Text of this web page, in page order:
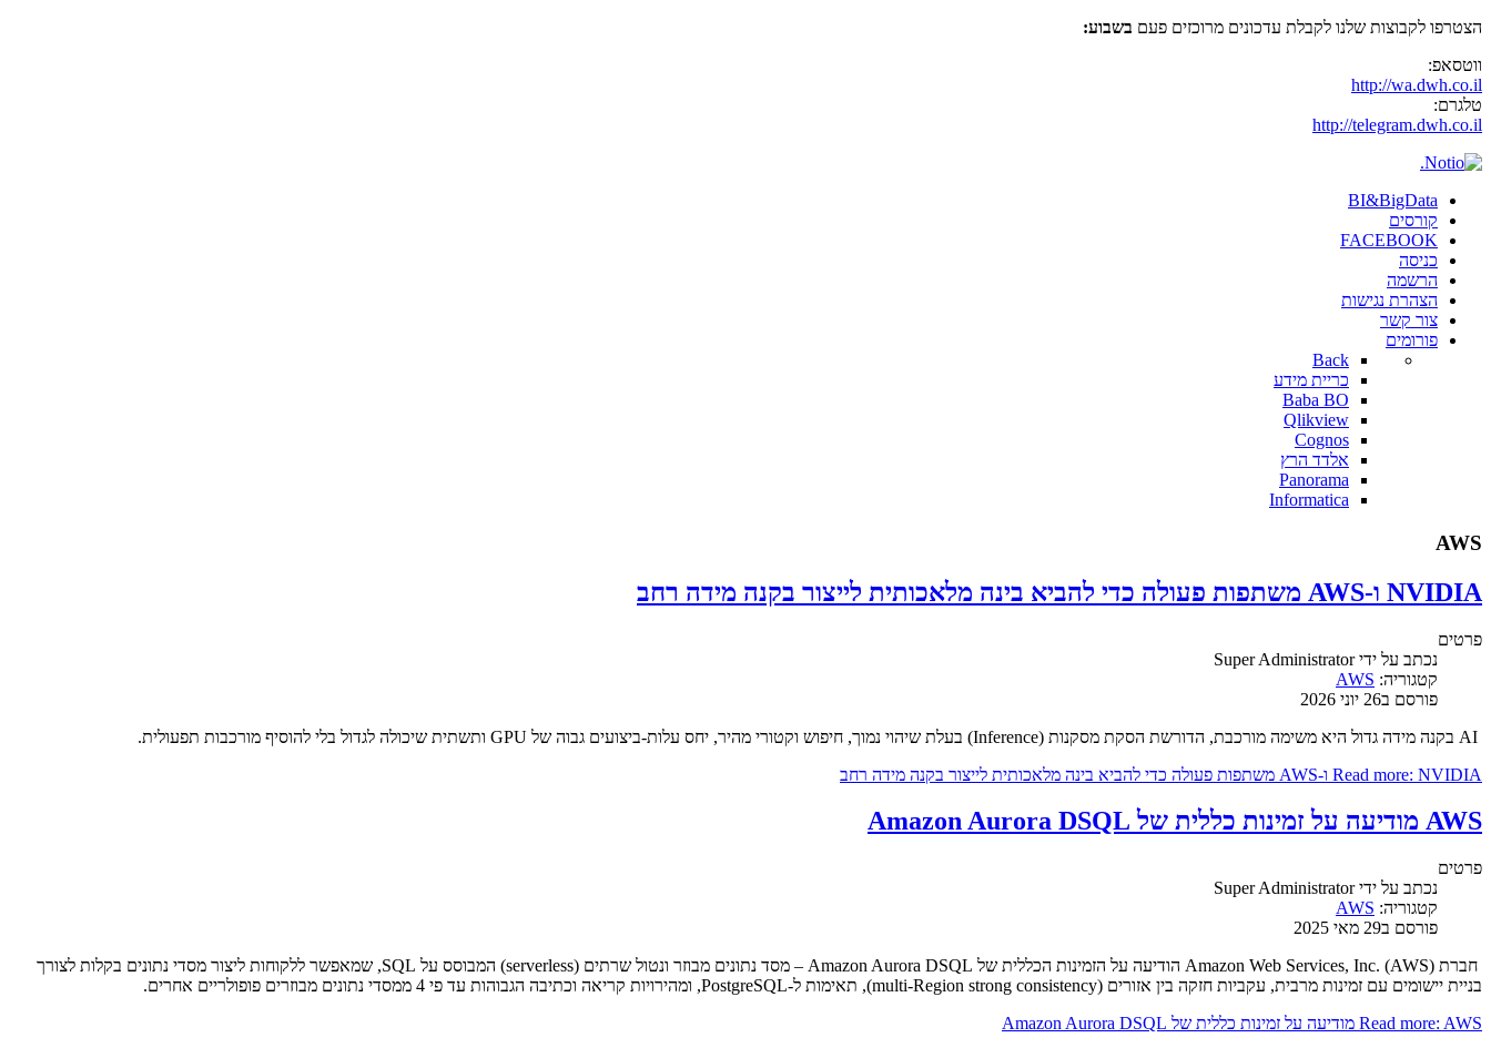
הצטרפו לקבוצות שלנו לקבלת עדכונים מרוכזים פעם בשבוע:
ווטסאפ:
http://wa.dwh.co.il
טלגרם:
http://telegram.dwh.co.il
BI&BigData
קורסים
FACEBOOK
כניסה
הרשמה
הצהרת נגישות
צור קשר
פורומים
Back
כריית מידע
Baba BO
Qlikview
Cognos
אלדד הרץ
Panorama
Informatica
AWS
NVIDIA ו-AWS משתפות פעולה כדי להביא בינה מלאכותית לייצור בקנה מידה רחב
פרטים
נכתב על ידיSuper Administrator
קטגוריה: AWS
פורסם ב26 יוני 2026
Read more: NVIDIA ו-AWS משתפות פעולה כדי להביא בינה מלאכותית לייצור בקנה מידה רחב
AWS מודיעה על זמינות כללית של Amazon Aurora DSQL
פרטים
נכתב על ידיSuper Administrator
קטגוריה: AWS
פורסם ב29 מאי 2025
חברת Amazon Web Services, Inc. (AWS) הודיעה על הזמינות הכללית של Amazon Aurora DSQL – מסד נתונים מבוזר ונטול שרתים (serverless) המבוסס על SQL, שמאפשר ללקוחות ליצור מסדי נתונים בקלות לצורך
בניית יישומים עם זמינות מרבית, עקביות חזקה בין אזורים (multi-Region strong consistency), תאימות ל-PostgreSQL, ומהירויות קריאה וכתיבה הגבוהות עד פי 4 ממסדי נתונים מבוזרים פופולריים אחרים.
Read more: AWS מודיעה על זמינות כללית של Amazon Aurora DSQL